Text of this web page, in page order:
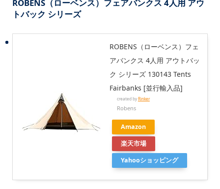
ROBENS（ローベンス）フェアバンクス 4人用 アウ
トバック シリーズ
ROBENS（ローベンス）フェ
アバンクス 4人用 アウトバッ
ク シリーズ 130143 Tents
Fairbanks [並行輸入品]
created byRinker
Robens
Amazon
楽天市場
Yahooショッピング